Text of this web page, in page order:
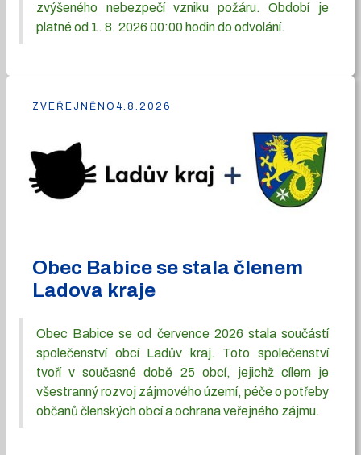
zvýšeného nebezpečí vzniku požáru. Období je
platné od 1. 8. 2026 00:00 hodin do odvolání.
Obec Babice se stala členem
Ladova kraje
Obec Babice se od července 2026 stala součástí
společenství obcí Ladův kraj. Toto společenství
tvoří v současné době 25 obcí, jejichž cílem je
všestranný rozvoj zájmového území, péče o potřeby
občanů členských obcí a ochrana veřejného zájmu.
ZVEŘEJNĚNO 4.8.2026